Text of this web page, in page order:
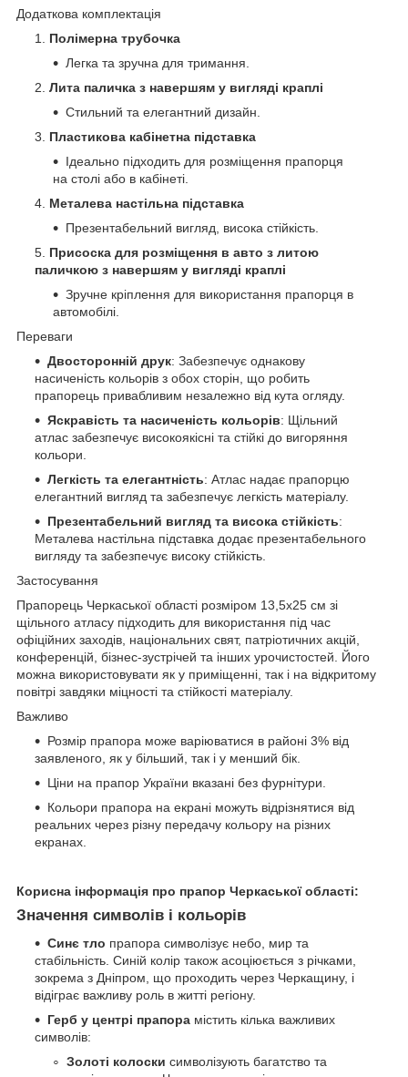
Додаткова комплектація
Полімерна трубочка
Легка та зручна для тримання.
Лита паличка з навершям у вигляді краплі
Стильний та елегантний дизайн.
Пластикова кабінетна підставка
Ідеально підходить для розміщення прапорця
на столі або в кабінеті.
Металева настільна підставка
Презентабельний вигляд, висока стійкість.
Присоска для розміщення в авто з литою
паличкою з навершям у вигляді краплі
Зручне кріплення для використання прапорця в
автомобілі.
Переваги
Двосторонній друк: Забезпечує однакову
насиченість кольорів з обох сторін, що робить
прапорець привабливим незалежно від кута огляду.
Яскравість та насиченість кольорів: Щільний
атлас забезпечує високоякісні та стійкі до вигоряння
кольори.
Легкість та елегантність: Атлас надає прапорцю
елегантний вигляд та забезпечує легкість матеріалу.
Презентабельний вигляд та висока стійкість:
Металева настільна підставка додає презентабельного
вигляду та забезпечує високу стійкість.
Застосування
Прапорець Черкаської області розміром 13,5х25 см зі
щільного атласу підходить для використання під час
офіційних заходів, національних свят, патріотичних акцій,
конференцій, бізнес-зустрічей та інших урочистостей. Його
можна використовувати як у приміщенні, так і на відкритому
повітрі завдяки міцності та стійкості матеріалу.
Важливо
Розмір прапора може варіюватися в районі 3% від
заявленого, як у більший, так і у менший бік.
Ціни на прапор України вказані без фурнітури.
Кольори прапора на екрані можуть відрізнятися від
реальних через різну передачу кольору на різних
екранах.
Корисна інформація про прапор Черкаської області:
Значення символів і кольорів
Синє тло прапора символізує небо, мир та
стабільність. Синій колір також асоціюється з річками,
зокрема з Дніпром, що проходить через Черкащину, і
відіграє важливу роль в житті регіону.
Герб у центрі прапора містить кілька важливих
символів:
Золоті колоски символізують багатство та